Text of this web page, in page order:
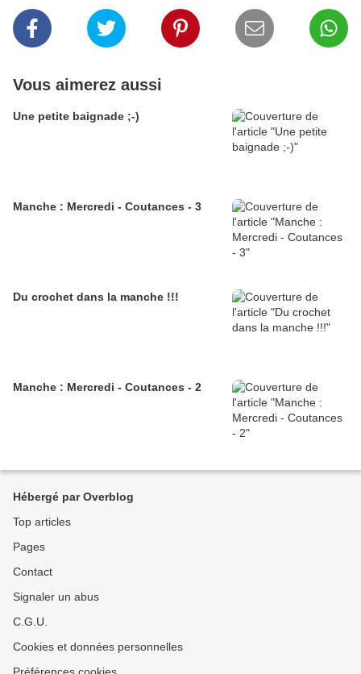
Vous aimerez aussi
Une petite baignade ;-)
Manche : Mercredi - Coutances - 3
Du crochet dans la manche !!!
Manche : Mercredi - Coutances - 2
Hébergé par Overblog
Top articles
Pages
Contact
Signaler un abus
C.G.U.
Cookies et données personnelles